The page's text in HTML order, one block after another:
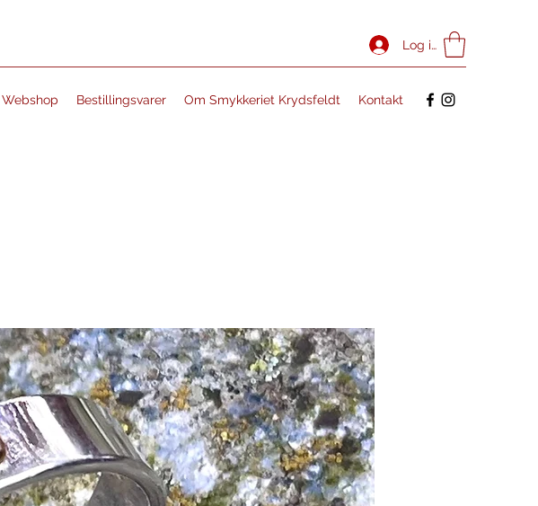
Log ind
Webshop Bestillingsvarer Om Smykkeriet Krydsfeldt Kontakt